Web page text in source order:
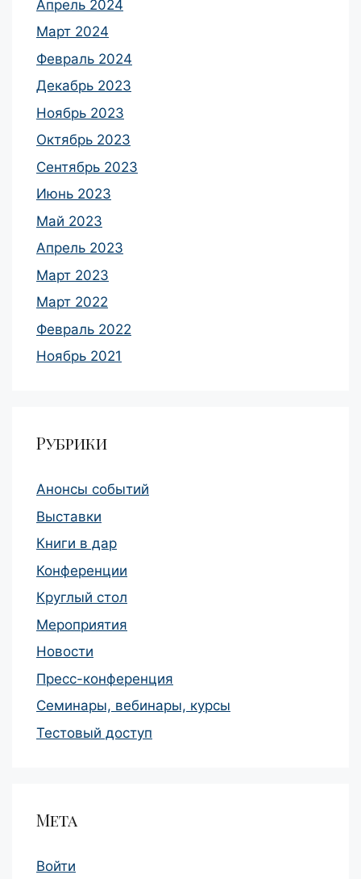
Апрель 2024
Март 2024
Февраль 2024
Декабрь 2023
Ноябрь 2023
Октябрь 2023
Сентябрь 2023
Июнь 2023
Май 2023
Апрель 2023
Март 2023
Март 2022
Февраль 2022
Ноябрь 2021
Рубрики
Анонсы событий
Выставки
Книги в дар
Конференции
Круглый стол
Мероприятия
Новости
Пресс-конференция
Семинары, вебинары, курсы
Тестовый доступ
Мета
Войти